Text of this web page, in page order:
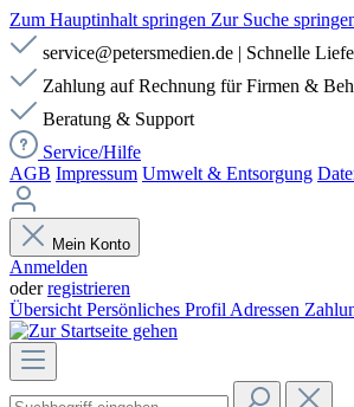
Zum Hauptinhalt springen Zur Suche
service@petersmedien.de | Schnelle
Zahlung auf Rechnung für Firmen &
Beratung & Support
Service/Hilfe
AGB Impressum Umwelt & Entsorgung
Mein Konto
Anmelden
oderregistrieren
Übersicht Persönliches Profil Adressen